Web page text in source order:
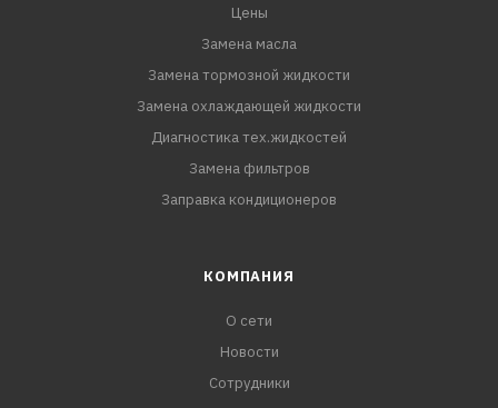
Цены
Замена масла
Замена тормозной жидкости
Замена охлаждающей жидкости
Диагностика тех.жидкостей
Замена фильтров
Заправка кондиционеров
КОМПАНИЯ
О сети
Новости
Сотрудники